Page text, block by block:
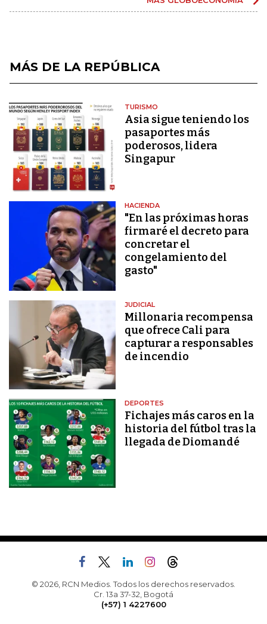
MÁS DE LA REPÚBLICA
TURISMO
Asia sigue teniendo los
pasaportes más
poderosos, lidera
Singapur
HACIENDA
"En las próximas horas
firmaré el decreto para
concretar el
congelamiento del
gasto"
JUDICIAL
Millonaria recompensa
que ofrece Cali para
capturar a responsables
de incendio
DEPORTES
Fichajes más caros en la
historia del fútbol tras la
llegada de Diomandé
© 2026, RCN Medios. Todos los derechos reservados.
Cr. 13a 37-32, Bogotá
(+57) 1 4227600